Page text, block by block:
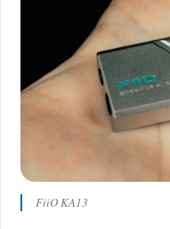
FiiO KA13